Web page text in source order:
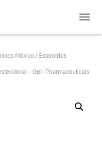
México / Esteroides
– Gph Pharmaceuticals